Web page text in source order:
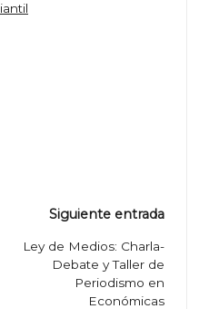
Siguiente entrada
Ley de Medios: Charla-
Debate y Taller de
Periodismo en
Económicas